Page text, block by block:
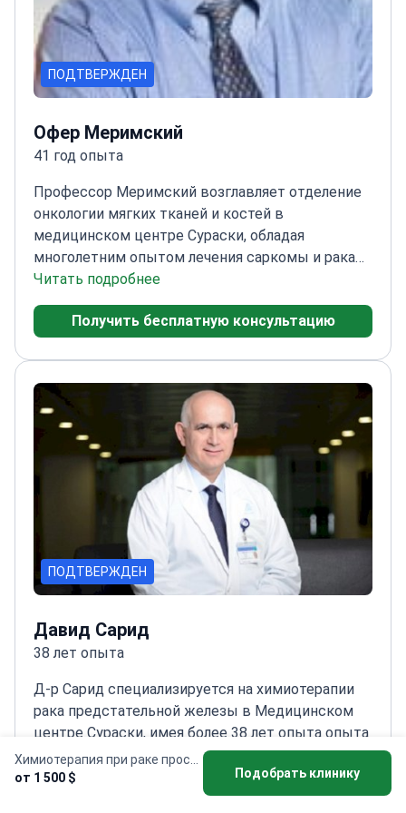
от 1 500 $
Подобрать клинику
ПОДТВЕРЖДЕН
Офер Меримский
41 год опыта
Профессор Меримский возглавляет отделение
онкологии мягких тканей и костей в
медицинском центре Сураски, обладая
многолетним опытом лечения саркомы и рака
простаты. Доцент онкологии на медицинском
факультете СаклераПрошел стажировку в
Институте Густава Русси в ПарижеАктивный
публикаций по результатам онкологического
леченияЗаведующий амбулаторным
онкологическим отделением в Сураски
Читать подробнее
Получить бесплатную консультацию
ПОДТВЕРЖДЕН
Давид Сарид
38 лет опыта
Д-р Сарид специализируется на химиотерапии
рака предстательной железы в Медицинском
центре Сураски, имея более 38 лет опыта опыта
в области онкологии. Старший онколог в
Медицинском центре Сураски (Ихилов) с 2009
Главный исследователь клинических
Читать подробнее